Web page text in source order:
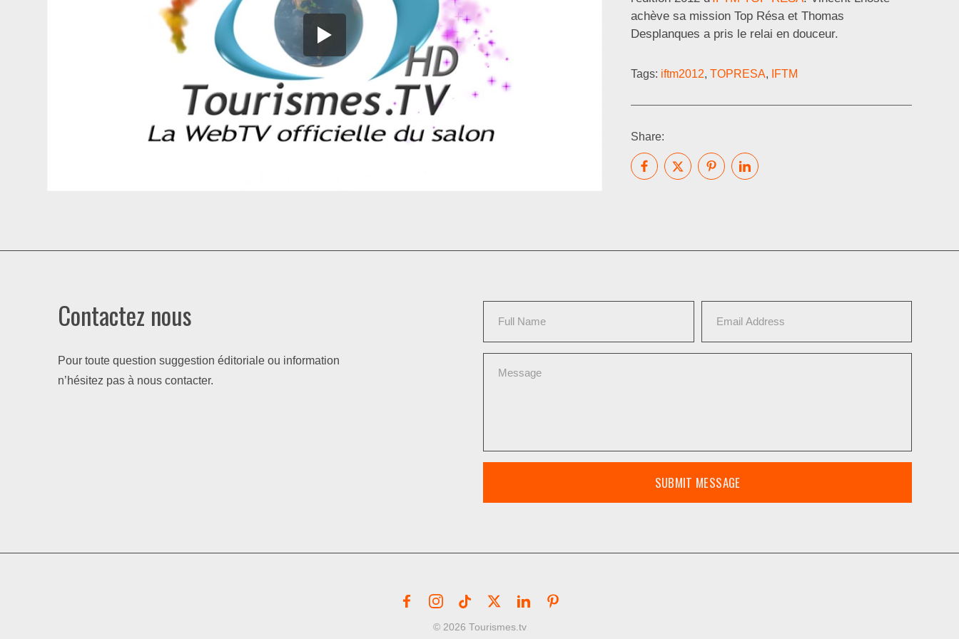
achève sa mission Top Résa et Thomas
Desplanques a pris le relai en douceur.
Tags: iftm2012,TOPRESA, IFTM
Share:
Contactez nous
Pour toute question suggestion éditoriale ou information
n’hésitez pas à nous contacter.
SUBMIT MESSAGE
© 2026 Tourismes.tv